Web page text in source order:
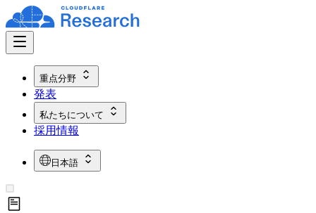
重点分野
発表
私たちについて
採用情報
日本語